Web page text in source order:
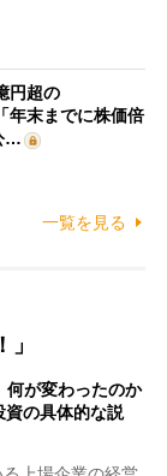
円超の
年末までに株価倍
…
一覧を見る
何が変わったのか
の具体的な説